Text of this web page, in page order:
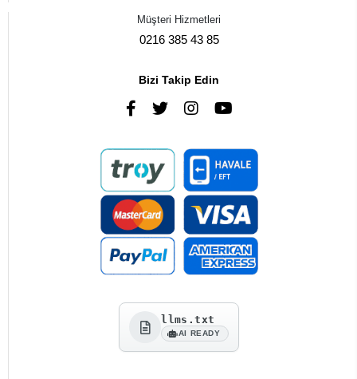
Müşteri Hizmetleri
0216 385 43 85
Bizi Takip Edin
llms.txt
AI READY